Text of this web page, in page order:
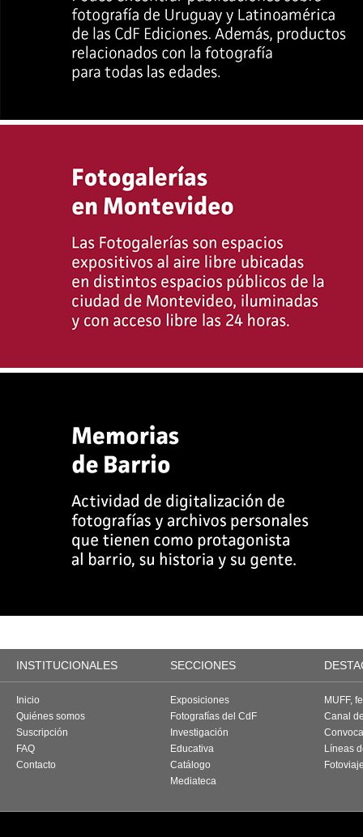
INSTITUCIONALES SECCIONES
Inicio
Quiénes somos
Suscripción
FAQ
Contacto
Exposiciones
Fotografías del CdF
Investigación
Educativa
Catálogo
Mediateca
MUFF,
Canal
Líneas